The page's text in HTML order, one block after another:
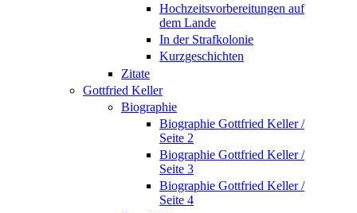
Hochzeitsvorbereitungen auf
dem Lande
In der Strafkolonie
Kurzgeschichten
Zitate
Gottfried Keller
Biographie
Biographie Gottfried Keller /
Seite 2
Biographie Gottfried Keller /
Seite 3
Biographie Gottfried Keller /
Seite 4